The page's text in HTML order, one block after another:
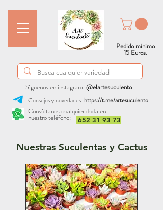
Consúltanos cualquier duda en
nuestro teléfono:
Síguenos en instagram: @elartesuculento
652 31 93 73
Consejos y novedades: https://t.me/artesuculento
Pedido mínimo
15 Euros.
Nuestras Suculentas y Cactus